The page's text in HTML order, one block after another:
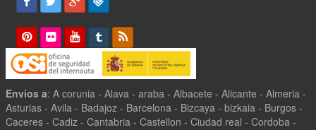
Envios a: A corunia - Alava - araba - Albacete - Alicante - Almeria -
Asturias - Avila - Badajoz - Barcelona - Bizcaya - bizkaia - Burgos -
Caceres - Cadiz - Cantabria - Castellon - Ciudad real - Cordoba -